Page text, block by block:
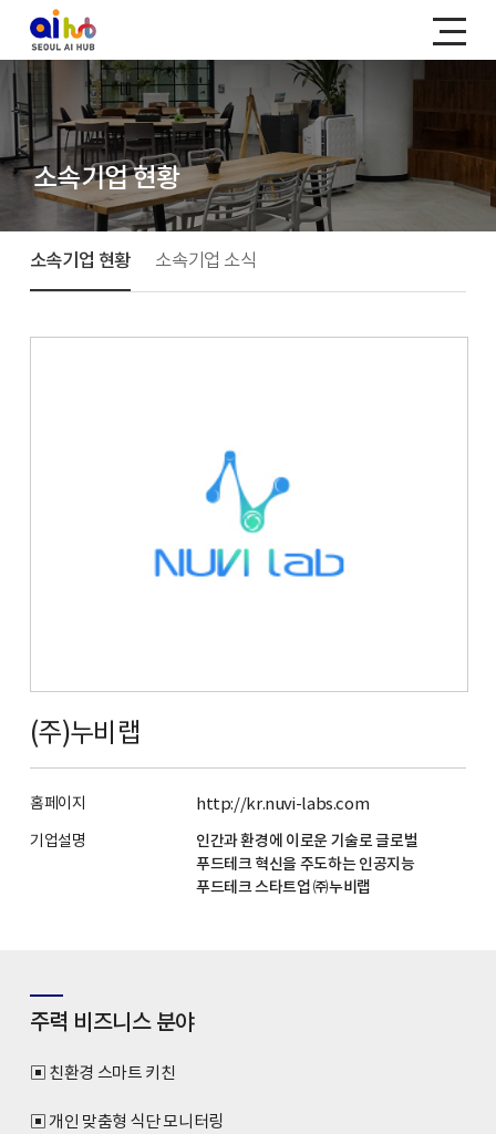
소속기업 현황
소속기업 현황 소속기업 소식
(주)누비랩
홈페이지 http://kr.nuvi-labs.com
기업설명
인간과 환경에 이로운 기술로 글로벌
푸드테크 혁신을 주도하는 인공지능
푸드테크 스타트업 ㈜누비랩
주력 비즈니스 분야
▣ 친환경 스마트 키친
▣ 개인 맞춤형 식단 모니터링